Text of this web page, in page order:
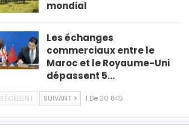
mondial
Les échanges
commerciaux entre le
Maroc et le Royaume-Uni
dépassent 5…
SUIVANT 1 De 30 845